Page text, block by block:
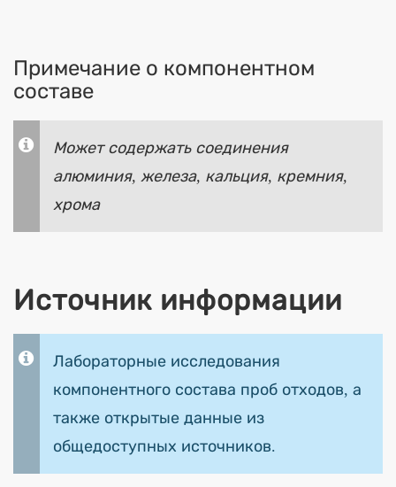
Примечание о компонентном
составе
Может содержать соединения
алюминия, железа, кальция, кремния,
хрома
Источник информации
Лабораторные исследования
компонентного состава проб отходов, а
также открытые данные из
общедоступных источников.